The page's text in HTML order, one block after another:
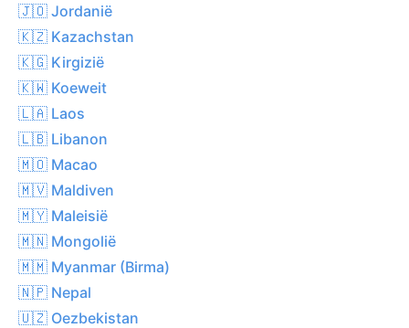
🇯🇴 Jordanië
🇰🇿 Kazachstan
🇰🇬 Kirgizië
🇰🇼 Koeweit
🇱🇦 Laos
🇱🇧 Libanon
🇲🇴 Macao
🇲🇻 Maldiven
🇲🇾 Maleisië
🇲🇳 Mongolië
🇲🇲 Myanmar (Birma)
🇳🇵 Nepal
🇺🇿 Oezbekistan